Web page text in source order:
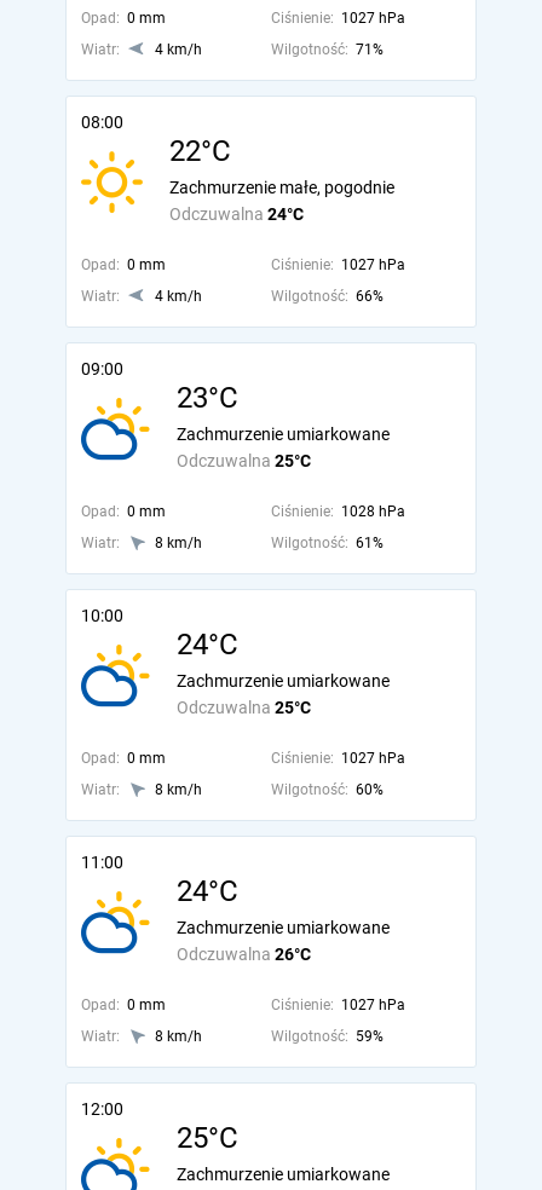
Opad: 0 mm Ciśnienie: 1027 hPa
Wiatr:
4 km/h Wilgotność: 71%
08:00
22°C
Odczuwalna 24°C
Zachmurzenie małe, pogodnie
Opad: 0 mm Ciśnienie: 1027 hPa
Wiatr:
4 km/h Wilgotność: 66%
09:00
23°C
Odczuwalna 25°C
Zachmurzenie umiarkowane
Opad: 0 mm Ciśnienie: 1028 hPa
Wiatr:
8 km/h Wilgotność: 61%
10:00
24°C
Odczuwalna 25°C
Zachmurzenie umiarkowane
Opad: 0 mm Ciśnienie: 1027 hPa
Wiatr:
8 km/h Wilgotność: 60%
11:00
24°C
Odczuwalna 26°C
Zachmurzenie umiarkowane
Opad: 0 mm Ciśnienie: 1027 hPa
Wiatr:
8 km/h Wilgotność: 59%
12:00
25°C
Zachmurzenie umiarkowane